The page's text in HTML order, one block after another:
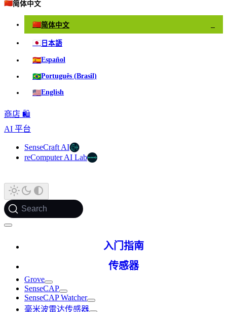
🇨🇳简体中文
🇨🇳简体中文
🇯🇵 日本語
🇪🇸Español
🇧🇷Português (Brasil)
🇺🇸English
商店 🛍️
AI 平台
SenseCraft AI
reComputer AI Lab
Search
入门指南
传感器
Grove
SenseCAP
SenseCAP Watcher
毫米波雷达传感器